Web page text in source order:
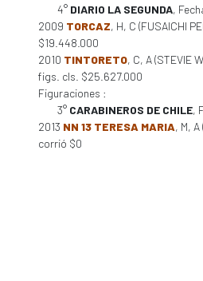
4° DIARIO LA SEGUNDA,
2009 TORCAZ, H, C (FUSAICHI
$19.448.000
2010 TINTORETO, C, A (STEVIE
figs. cls. $25.627.000
Figuraciones :
3° CARABINEROS DE CHILE,
2013 NN 13 TERESA MARIA, M,
corrió $0